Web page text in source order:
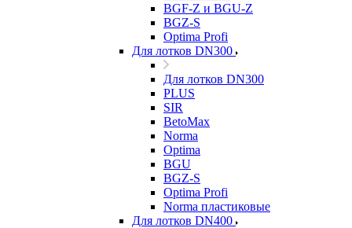
BGF-Z и BGU-Z
BGZ-S
Optima Profi
Для лотков DN300
Для лотков DN300
PLUS
SIR
BetoMax
Norma
Optima
BGU
BGZ-S
Optima Profi
Norma пластиковые
Для лотков DN400